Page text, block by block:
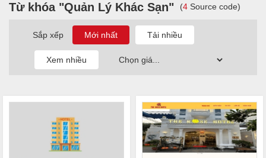
Từ khóa "Quản Lý Khác Sạn" (4 Source code)
Sắp xếp